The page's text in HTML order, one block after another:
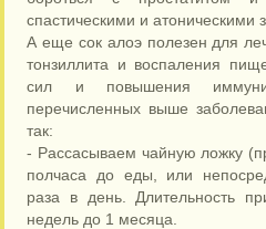
спастическими и атоническими
А еще сок алоэ полезен для
тонзиллита и воспаления
сил и повышения
перечисленных выше
так:
- Рассасываем чайную ложку
полчаса до еды, или
раза в день. Длительность
недель до 1 месяца.